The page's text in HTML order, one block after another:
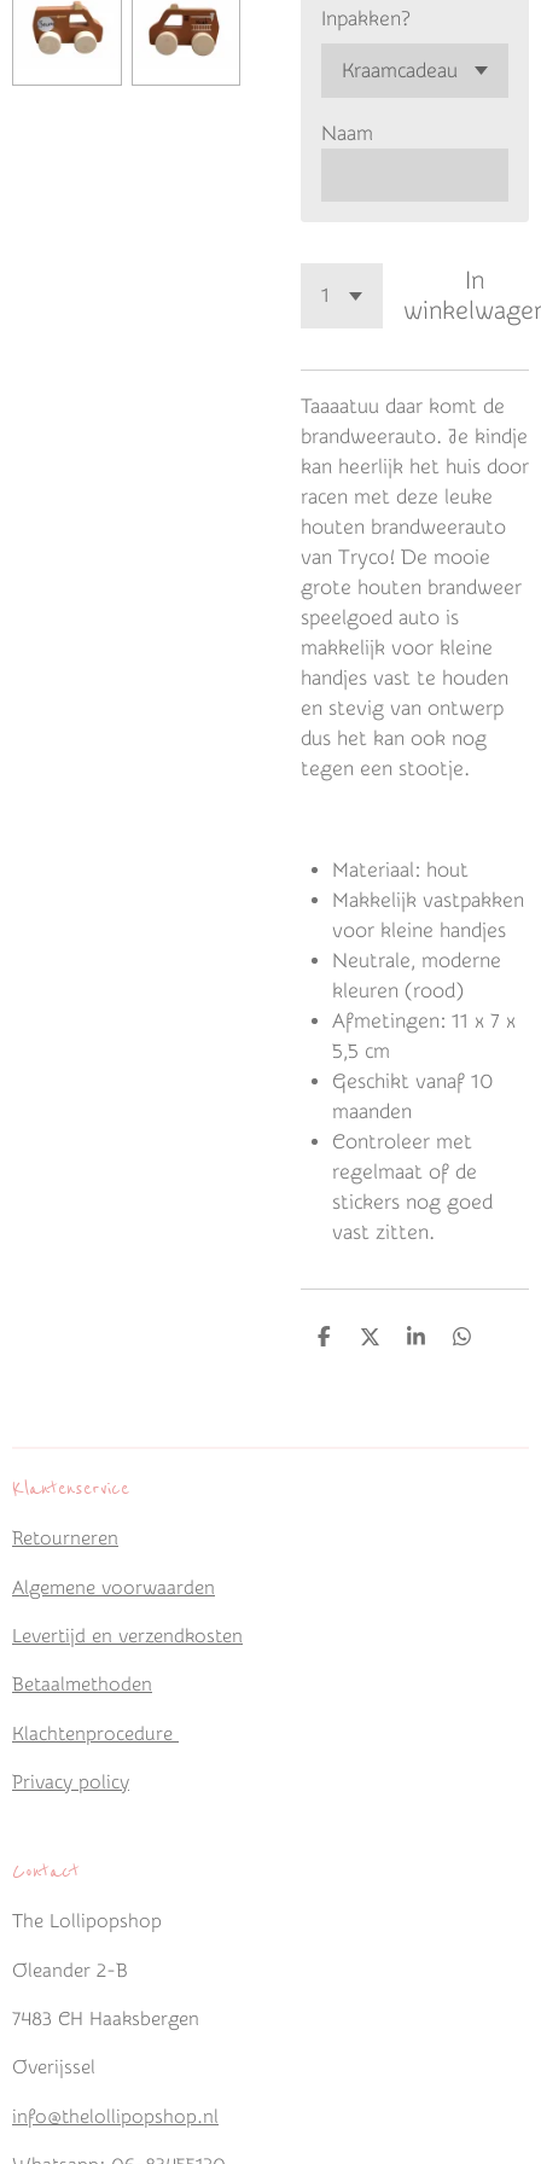
Inpakken?
Naam
In
Taaaatuu daar komt de
brandweerauto. Je kindje
kan heerlijk het huis door
racen met deze leuke
houten brandweerauto
van Tryco! De mooie
grote houten brandweer
speelgoed auto is
makkelijk voor kleine
handjes vast te houden
en stevig van ontwerp
dus het kan ook nog
tegen een stootje.
Materiaal: hout
Makkelijk vastpakken
voor kleine handjes
Neutrale, moderne
kleuren (rood)
Afmetingen: 11 x 7 x
5,5 cm
Geschikt vanaf 10
maanden
Controleer met
regelmaat of de
stickers nog goed
vast zitten.
D
D
S
D
Klantenservice
Retourneren
Algemene voorwaarden
Levertijd en verzendkosten
Betaalmethoden
Klachtenprocedure
Privacy policy
Contact
The Lollipopshop
Oleander 2-B
7483 CH Haaksbergen
Overijssel
info@thelollipopshop.nl